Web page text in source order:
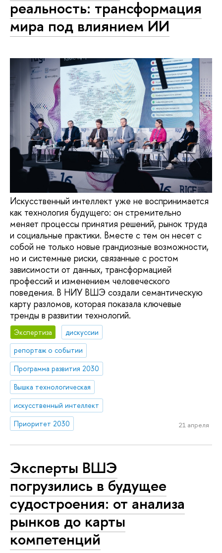
реальность: трансформация
мира под влиянием ИИ
Искусственный интеллект уже не воспринимается
как технология будущего: он стремительно
меняет процессы принятия решений, рынок труда
и социальные практики. Вместе с тем он несет с
собой не только новые грандиозные возможности,
но и системные риски, связанные с ростом
зависимости от данных, трансформацией
профессий и изменением человеческого
поведения. В НИУ ВШЭ создали семантическую
карту разломов, которая показала ключевые
тренды в развитии технологий.
Экспертиза
дискуссии
репортаж о событии
Программа развития 2030
Вышка технологическая
искусственный интеллект
Приоритет 2030
21 апреля
Эксперты ВШЭ
погрузились в будущее
судостроения: от анализа
рынков до карты
компетенций